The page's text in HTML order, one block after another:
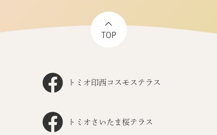
TOP
トミオ印西コスモステラス
トミオさいたま桜テラス